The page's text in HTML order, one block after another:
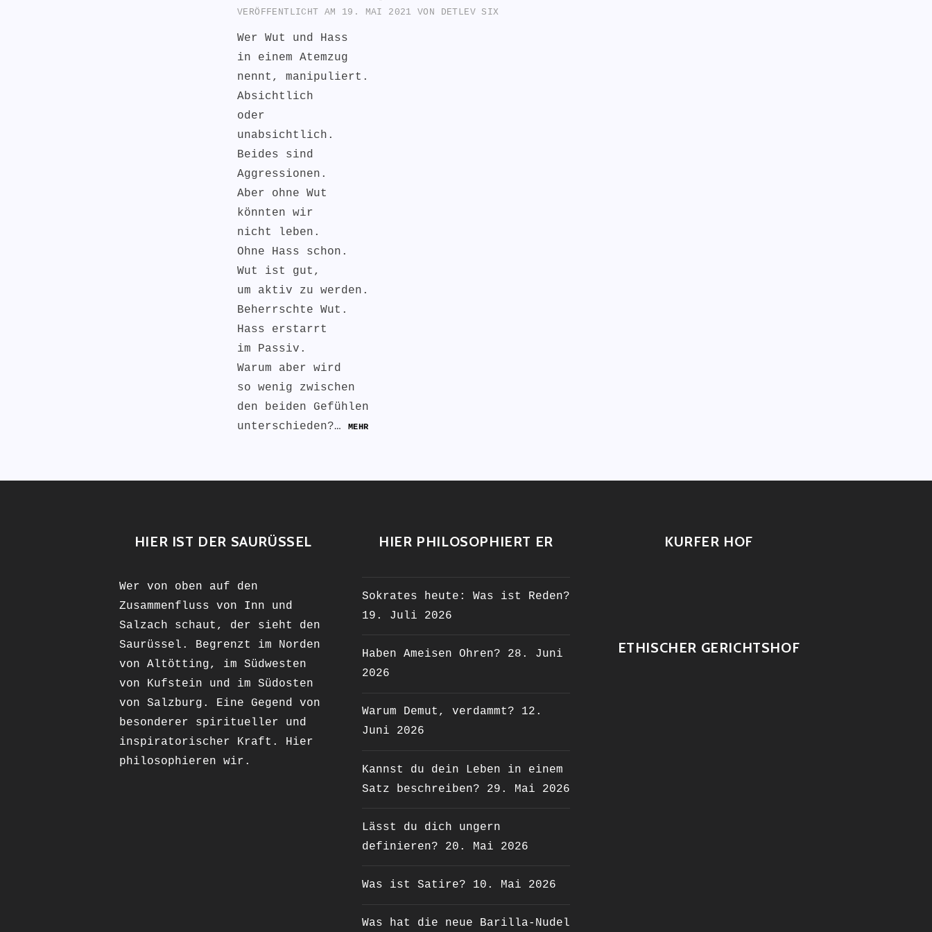
VERÖFFENTLICHT AM 19. MAI 2021 VON DETLEV SIX
Wer Wut und Hass
in einem Atemzug
nennt, manipuliert.
Absichtlich
oder
unabsichtlich.
Beides sind
Aggressionen.
Aber ohne Wut
könnten wir
nicht leben.
Ohne Hass schon.
Wut ist gut,
um aktiv zu werden.
Beherrschte Wut.
Hass erstarrt
im Passiv.
Warum aber wird
so wenig zwischen
den beiden Gefühlen
unterschieden?…
MEHR
HIER IST DER SAURÜSSEL
Wer von oben auf den
Zusammenfluss von Inn und
Salzach schaut, der sieht den
Saurüssel. Begrenzt im Norden
von Altötting, im Südwesten
von Kufstein und im Südosten
von Salzburg. Eine Gegend von
besonderer spiritueller und
inspiratorischer Kraft. Hier
philosophieren wir.
HIER PHILOSOPHIERT ER
Sokrates heute: Was ist Reden?
19. Juli 2026
Haben Ameisen Ohren?
28. Juni
2026
Warum Demut, verdammt?
12.
Juni 2026
Kannst du dein Leben in einem
Satz beschreiben?
29. Mai 2026
Lässt du dich ungern
definieren?
20. Mai 2026
Was ist Satire? 10. Mai 2026
Was hat die neue Barilla-Nudel
KURFER HOF
ETHISCHER GERICHTSHOF